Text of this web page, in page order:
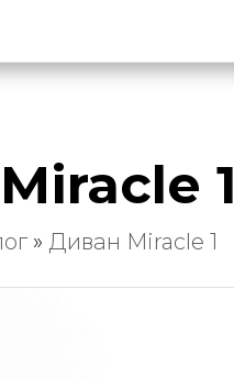
1
» Диван Miracle 1